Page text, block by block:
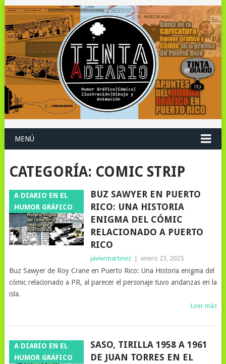
MENÚ
CATEGORÍA: COMIC STRIP
A DIARIO EN EL
HUMOR GRÁFICO
BUZ SAWYER EN PUERTO
RICO: UNA HISTORIA
ENIGMA DEL CÓMIC
RELACIONADO A PUERTO
RICO
javiermartinez enero 23, 2025
Buz Sawyer de Roy Crane en Puerto Rico: Una Historia enigma del
cómic relacionado a PR, al parecer el personaje tuvo andanzas en la
isla.
Leer más
A DIARIO EN EL
HUMOR GRÁFICO
SASO, TIRILLA 1958 A 1961
DE JUAN TORRES EN EL